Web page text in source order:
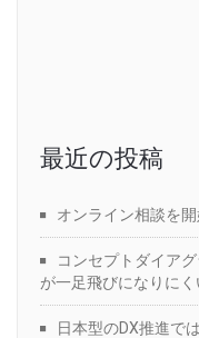
最近の投稿
オンライン相談を
コンセプトダイア
が一足飛びになりにく
日本型のDX推進で